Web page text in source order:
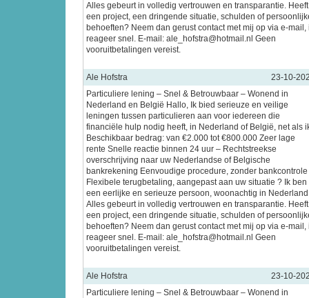
Alles gebeurt in volledig vertrouwen en transparantie.
een project, een dringende situatie, schulden of
behoeften? Neem dan gerust contact met mij op via e-mail,
reageer snel. E-mail: ale_hofstra@hotmail.nl Geen
vooruitbetalingen vereist.
Ale Hofstra
23-10-
Particuliere lening – Snel & Betrouwbaar – Wonend in
Nederland en België Hallo, Ik bied serieuze en veilige
leningen tussen particulieren aan voor iedereen die
financiële hulp nodig heeft, in Nederland of België, net als
Beschikbaar bedrag: van €2.000 tot €800.000 Zeer lage
rente Snelle reactie binnen 24 uur – Rechtstreekse
overschrijving naar uw Nederlandse of Belgische
bankrekening Eenvoudige procedure, zonder bankcontrole
Flexibele terugbetaling, aangepast aan uw situatie ? Ik ben
een eerlijke en serieuze persoon, woonachtig in
Alles gebeurt in volledig vertrouwen en transparantie.
een project, een dringende situatie, schulden of
behoeften? Neem dan gerust contact met mij op via e-mail,
reageer snel. E-mail: ale_hofstra@hotmail.nl Geen
vooruitbetalingen vereist.
Ale Hofstra
23-10-
Particuliere lening – Snel & Betrouwbaar – Wonend in